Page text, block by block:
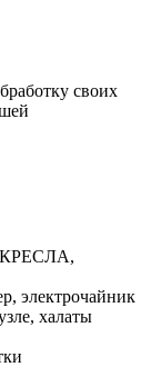
своих
КРЕСЛА,
электрочайник
халаты